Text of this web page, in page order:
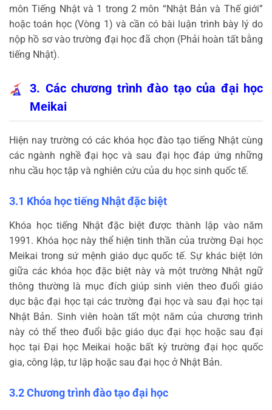
môn Tiếng Nhật và 1 trong 2 môn “Nhật Bản và Thế giới”
hoặc toán học (Vòng 1) và cần có bài luận trình bày lý do
nộp hồ sơ vào trường đại học đã chọn (Phải hoàn tất bằng
tiếng Nhật).
3. Các chương trình đào tạo của đại học
Meikai
Hiện nay trường có các khóa học đào tạo tiếng Nhật cùng
các ngành nghề đại học và sau đại học đáp ứng những
nhu cầu học tập và nghiên cứu của du học sinh quốc tế.
3.1 Khóa học tiếng Nhật đặc biệt
Khóa học tiếng Nhật đặc biệt được thành lập vào năm
1991. Khóa học này thể hiện tinh thần của trường Đại học
Meikai trong sứ mệnh giáo dục quốc tế. Sự khác biệt lớn
giữa các khóa học đặc biệt này và một trường Nhật ngữ
thông thường là mục đích giúp sinh viên theo đuổi giáo
dục bậc đại học tại các trường đại học và sau đại học tại
Nhật Bản. Sinh viên hoàn tất một năm của chương trình
này có thể theo đuổi bậc giáo dục đại học hoặc sau đại
học tại Đại học Meikai hoặc bất kỳ trường đại học quốc
gia, công lập, tư lập hoặc sau đại học ở Nhật Bản.
3.2 Chương trình đào tạo đại học